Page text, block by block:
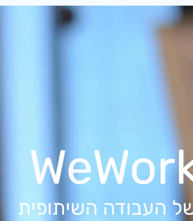
העבודה השיתופית